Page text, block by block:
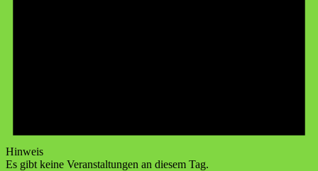
Hinweis
Es gibt keine Veranstaltungen an diesem Tag.